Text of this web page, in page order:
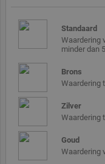
Standaard
Waardering
minder dan
Brons
Waardering
Zilver
Waardering
Goud
Waardering